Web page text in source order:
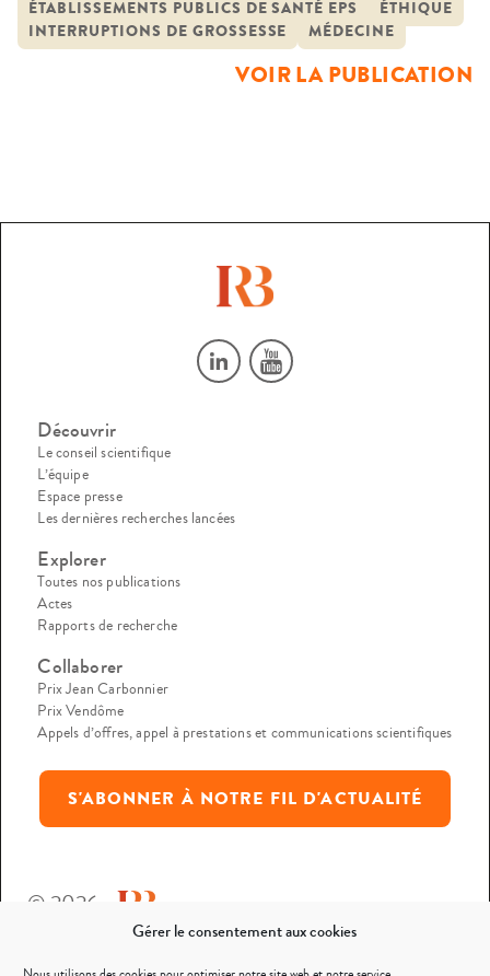
Gérer le consentement aux cookies
“médicales” de grossesse (I.M.G) en cas d’anomalie fœtale
(malformation ou anomalie chromosomique). Les progrès
techniques concernent à la fois la qualité et la
ÉTABLISSEMENTS PUBLICS DE SANTÉ EPS
ÉTHIQUE
INTERRUPTIONS DE GROSSESSE
MÉDECINE
VOIR LA PUBLICATION
Découvrir
Le conseil scientifique
L’équipe
Espace presse
Les dernières recherches lancées
Explorer
Toutes nos publications
Actes
Rapports de recherche
Collaborer
Prix Jean Carbonnier
Prix Vendôme
Appels d’offres, appel à prestations et communications scientifiques
S'ABONNER À NOTRE FIL D'ACTUALITÉ
© 2026